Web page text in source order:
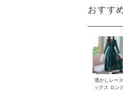
おすす
透かしレース
ックス ロン